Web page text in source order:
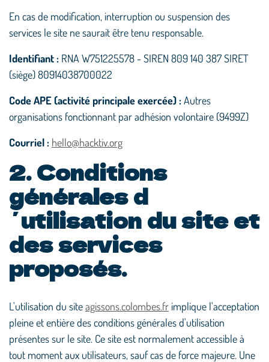
En cas de modification, interruption ou suspension des
services le site ne saurait être tenu responsable.
Identifiant : RNA W751225578 - SIREN 809 140 387 SIRET
(siège) 80914038700022
Code APE (activité principale exercée) :Autres
organisations fonctionnant par adhésion volontaire (9499Z)
Courriel : hello@hacktiv.org
2. Conditions
générales d
´utilisation du site et
des services
proposés.
L'utilisation du siteagissons.colombes.fr implique l'acceptation
pleine et entière des conditions générales d'utilisation
présentes sur le site. Ce site est normalement accessible à
tout moment aux utilisateurs, sauf cas de force majeure. Une